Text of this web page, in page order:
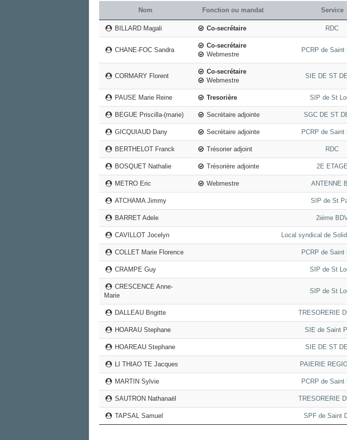
Nom Fonction ou mandat Service
BILLARD Magali Co-secrétaire RDC
CHANE-FOC Sandra
Co-secrétaire
Webmestre
PCRP de Saint
CORMARY Florent
Co-secrétaire
Webmestre
SIE DE ST
PAUSE Marie Reine Tresorière SIP de St
BEGUE Priscilla-(marie) Secrétaire adjointe SGC DE ST
GICQUIAUD Dany Secrétaire adjointe PCRP de Saint
BERTHELOT Franck Trésorier adjoint RDC
BOSQUET Nathalie Trésorière adjointe 2E ETAGE
METRO Eric Webmestre ANTENNE
ATCHAMA Jimmy SIP de St
BARRET Adele 2iéme
CAVILLOT Jocelyn Local syndical de
COLLET Marie Florence PCRP de Saint
CRAMPE Guy SIP de St
CRESCENCE Anne-
Marie
SIP de St
DALLEAU Brigitte TRESORERIE
HOARAU Stephane SIE de Saint
HOAREAU Stephane SIE DE ST
LI THIAO TE Jacques PAIERIE
MARTIN Sylvie PCRP de Saint
SAUTRON Nathanaël TRESORERIE
TAPSAL Samuel SPF de Saint